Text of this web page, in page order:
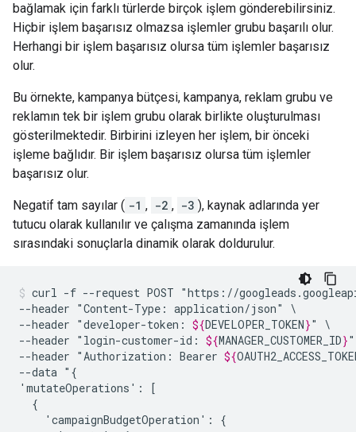
bağlamak için farklı türlerde birçok işlem gönderebilirsiniz.
Hiçbir işlem başarısız olmazsa işlemler grubu başarılı olur.
Herhangi bir işlem başarısız olursa tüm işlemler başarısız
olur.
Bu örnekte, kampanya bütçesi, kampanya, reklam grubu ve
reklamın tek bir işlem grubu olarak birlikte oluşturulması
gösterilmektedir. Birbirini izleyen her işlem, bir önceki
işleme bağlıdır. Bir işlem başarısız olursa tüm işlemler
başarısız olur.
Negatif tam sayılar ( -1 , -2 , -3 ), kaynak adlarında yer
tutucu olarak kullanılır ve çalışma zamanında işlem
sırasındaki sonuçlarla dinamik olarak doldurulur.
curl -f --request POST "https://
--header "Content-Type: application/json"
\
--header "developer-token: ${DEVELOPER_TOKEN}"
\
--header "login-customer-id: ${MANAGER_CUSTOMER_ID}"
--header "Authorization: Bearer ${
--data "{
'mutateOperations':
'campaignBudgetOperation':